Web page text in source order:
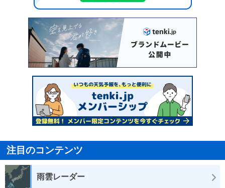
注目のコンテンツ
雨雲レーダー